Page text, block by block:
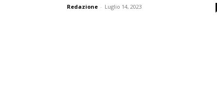
Redazione - Luglio 14, 2023